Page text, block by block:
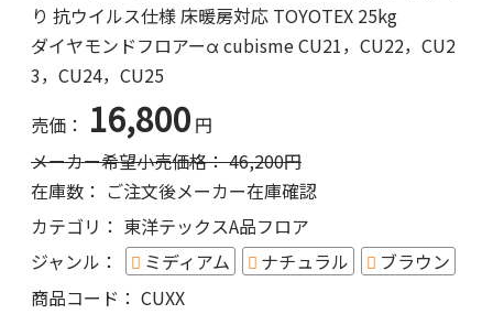
り 抗ウイルス仕様 床暖房対応 TOYOTEX 25kg
ダイヤモンドフロアーα cubisme CU21，CU22，CU2
3，CU24，CU25
売価： 16,800 円
メーカー希望小売価格：46,200円
在庫数： ご注文後メーカー在庫確認
カテゴリ： 東洋テックスA品フロア
ジャンル：
ミディアム ナチュラル
ブラウン
商品コード： CUXX